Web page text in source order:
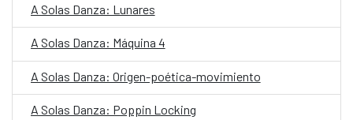
A Solas Danza: Lunares
A Solas Danza: Máquina 4
A Solas Danza: Origen-poética-movimiento
A Solas Danza: Poppin Locking